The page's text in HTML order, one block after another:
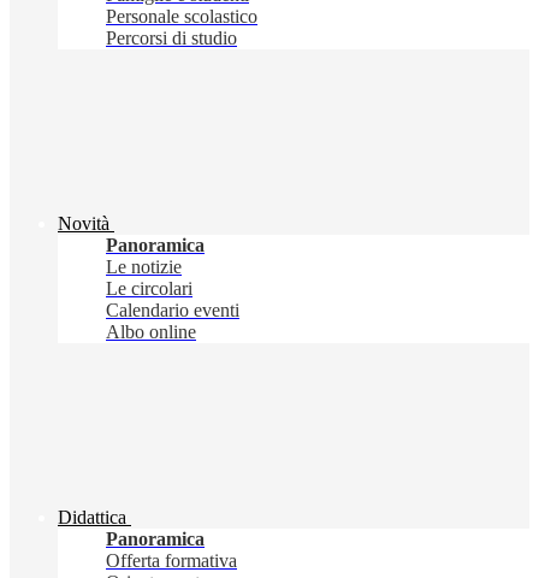
Personale scolastico
Percorsi di studio
Novità
Panoramica
Le notizie
Le circolari
Calendario eventi
Albo online
Didattica
Panoramica
Offerta formativa